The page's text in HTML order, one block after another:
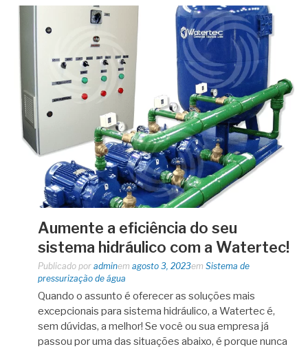
Aumente a eficiência do seu
sistema hidráulico com a Watertec!
Publicado por adminem agosto 3, 2023em Sistema de
pressurização de água
Quando o assunto é oferecer as soluções mais
excepcionais para sistema hidráulico, a Watertec é,
sem dúvidas, a melhor! Se você ou sua empresa já
passou por uma das situações abaixo, é porque nunca